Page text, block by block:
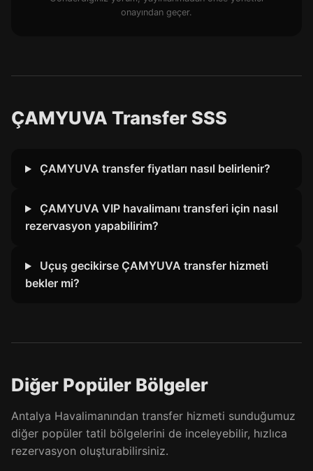
onayından geçer.
ÇAMYUVA Transfer SSS
ÇAMYUVA transfer fiyatları nasıl belirlenir?
ÇAMYUVA VIP havalimanı transferi için nasıl
rezervasyon yapabilirim?
Uçuş gecikirse ÇAMYUVA transfer hizmeti
bekler mi?
Diğer Popüler Bölgeler
Antalya Havalimanından transfer hizmeti sunduğumuz
diğer popüler tatil bölgelerini de inceleyebilir, hızlıca
rezervasyon oluşturabilirsiniz.